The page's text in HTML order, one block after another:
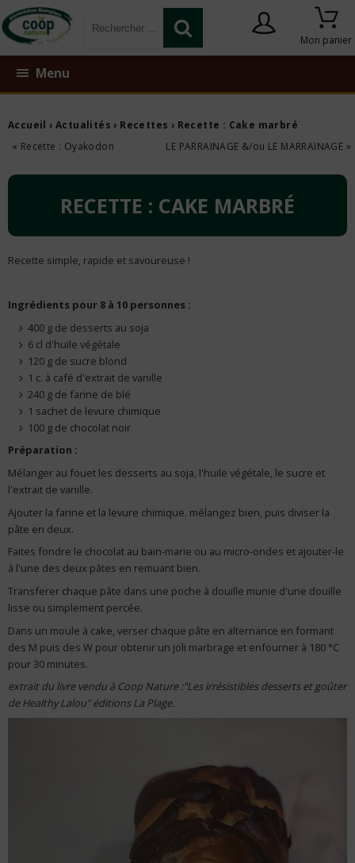
Mon panier
Menu
Accueil ›Actualités › Recettes › Recette : Cake marbré
« Recette : Oyakodon
LE PARRAINAGE &/ou LE MARRAINAGE »
RECETTE : CAKE MARBRÉ
Recette simple, rapide et savoureuse !
Ingrédients pour 8 à 10 personnes :
400 g de desserts au soja
6 cl d'huile végétale
120 g de sucre blond
1 c. à café d'extrait de vanille
240 g de farine de blé
1 sachet de levure chimique
100 g de chocolat noir
Préparation :
Mélanger au fouet les desserts au soja, l'huile végétale, le sucre et
l'extrait de vanille.
Ajouter la farine et la levure chimique. mélangez bien, puis diviser la
pâte en deux.
Faites fondre le chocolat au bain-marie ou au micro-ondes et ajouter-le
à l'une des deux pâtes en remuant bien.
Transferer chaque pâte dans une poche à douille munie d'une douille
lisse ou simplement percée.
Dans un moule à cake, verser chaque pâte en alternance en formant
des M puis des W pour obtenir un joli marbrage et enfourner à 180 °C
pour 30 minutes.
extrait du livre vendu à Coop Nature :"Les irrésistibles desserts et goûter
de Healthy Lalou" éditions La Plage.